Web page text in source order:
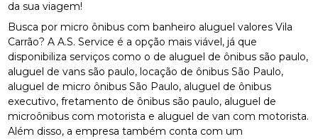
da sua viagem!
Busca por micro ônibus com banheiro aluguel valores Vila
Carrão? A A.S. Service é a opção mais viável, já que
disponibiliza serviços como o de aluguel de ônibus são paulo,
aluguel de vans são paulo, locação de ônibus São Paulo,
aluguel de micro ônibus São Paulo, aluguel de ônibus
executivo, fretamento de ônibus são paulo, aluguel de
microônibus com motorista e aluguel de van com motorista.
Além disso, a empresa também conta com um